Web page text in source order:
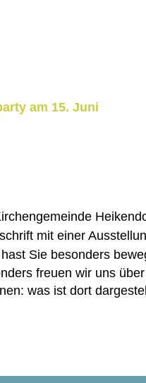
am 15. Juni
mit einer
Sie besonders
freuen wir uns
was ist dort